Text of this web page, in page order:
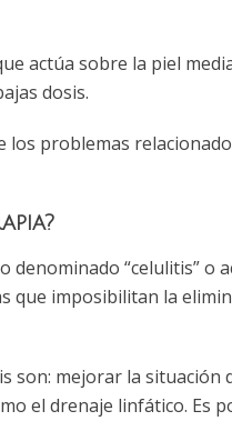
actúa sobre la piel
dosis.
problemas
denominado “celulitis” o
imposibilitan la
mejorar la situación
el drenaje linfático. Es